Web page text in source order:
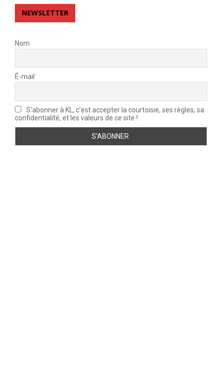
NEWSLETTER
Nom
É-mail
S'abonner à KL, c'est accepter la courtoisie, ses règles, sa
confidentialité, et les valeurs de ce site !